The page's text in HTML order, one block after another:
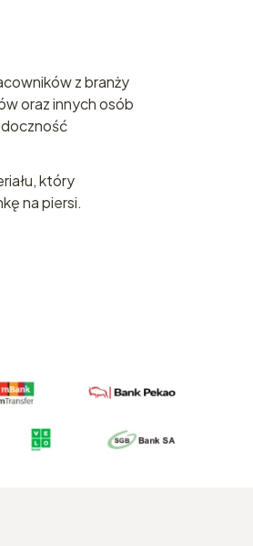
z branży
oraz innych osób
który
na piersi.